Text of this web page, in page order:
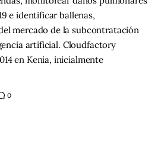
e identificar ballenas,
mercado de la subcontratación
artificial. Cloudfactory
en Kenia, inicialmente
0